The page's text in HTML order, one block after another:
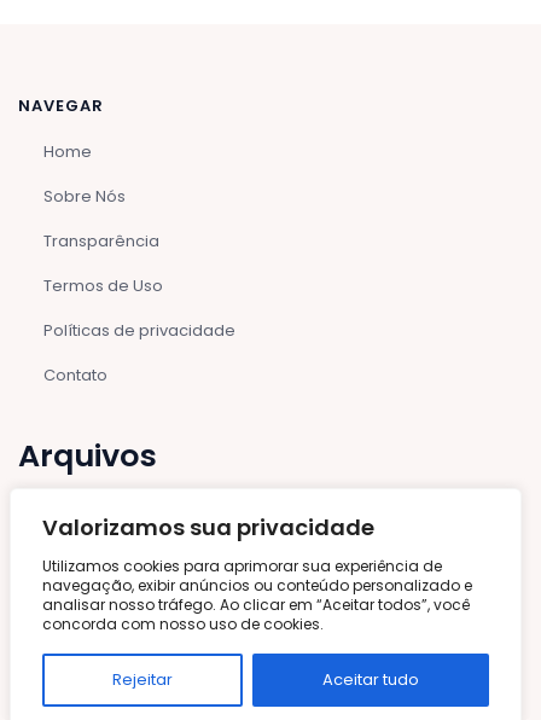
Valorizamos sua privacidade
Utilizamos cookies para aprimorar sua experiência de
navegação, exibir anúncios ou conteúdo personalizado e
analisar nosso tráfego. Ao clicar em “Aceitar todos”, você
concorda com nosso uso de cookies.
Rejeitar Aceitar tudo
NAVEGAR
Home
Sobre Nós
Transparência
Termos de Uso
Políticas de privacidade
Contato
Arquivos
julho 2026
junho 2026
maio 2026
setembro 2025
agosto 2025